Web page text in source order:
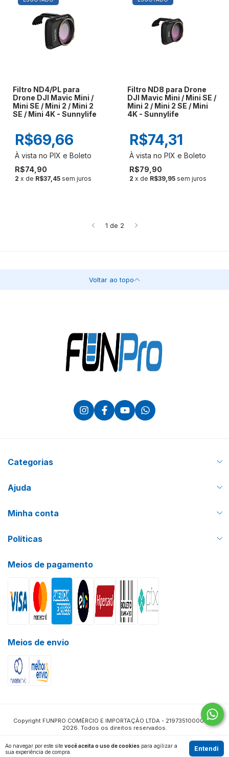
Ao navegar por este site você aceita o uso de cookies para agilizar a
sua experiência de compra.
Entendi
Filtro ND4/PL para
Drone DJI Mavic Mini /
Mini SE / Mini 2 / Mini 2
SE / Mini 4K - Sunnylife
R$74,90
R$69,66
2 x de R$37,45 sem juros
Filtro ND8 para Drone
DJI Mavic Mini / Mini SE /
Mini 2 / Mini 2 SE / Mini
4K - Sunnylife
R$79,90
R$74,31
2 x de R$39,95 sem juros
1 de 2
Voltar ao topo
Categorias
Ajuda
Minha conta
Políticas
Meios de pagamento
Meios de envio
Copyright FUNPRO COMÉRCIO E IMPORTAÇÃO LTDA - 21973510000115 -
2026. Todos os direitos reservados.